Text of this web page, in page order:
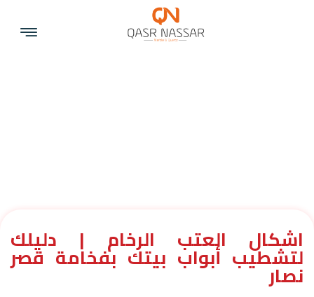
اشكال العتب الرخام | دليلك
لتشطيب أبواب بيتك بفخامة قصر
نصار